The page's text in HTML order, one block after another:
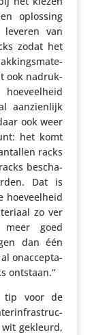
oplossing
van
zodat het
ook nadruk­
aanzien­lijk
ook weer
het komt
racks
bescha­
Dat is
hoeveel­heid
zo ver
goed
dan één
onac­cep­ta­
ontstaan.”
tip voor de
wit gekleurd,